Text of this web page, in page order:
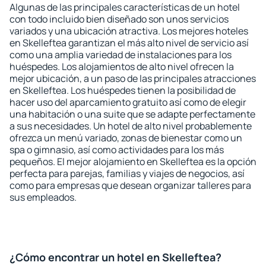
Algunas de las principales características de un hotel
con todo incluido bien diseñado son unos servicios
variados y una ubicación atractiva. Los mejores hoteles
en Skelleftea garantizan el más alto nivel de servicio así
como una amplia variedad de instalaciones para los
huéspedes. Los alojamientos de alto nivel ofrecen la
mejor ubicación, a un paso de las principales atracciones
en Skelleftea. Los huéspedes tienen la posibilidad de
hacer uso del aparcamiento gratuito así como de elegir
una habitación o una suite que se adapte perfectamente
a sus necesidades. Un hotel de alto nivel probablemente
ofrezca un menú variado, zonas de bienestar como un
spa o gimnasio, así como actividades para los más
pequeños. El mejor alojamiento en Skelleftea es la opción
perfecta para parejas, familias y viajes de negocios, así
como para empresas que desean organizar talleres para
sus empleados.
¿Cómo encontrar un hotel en Skelleftea?